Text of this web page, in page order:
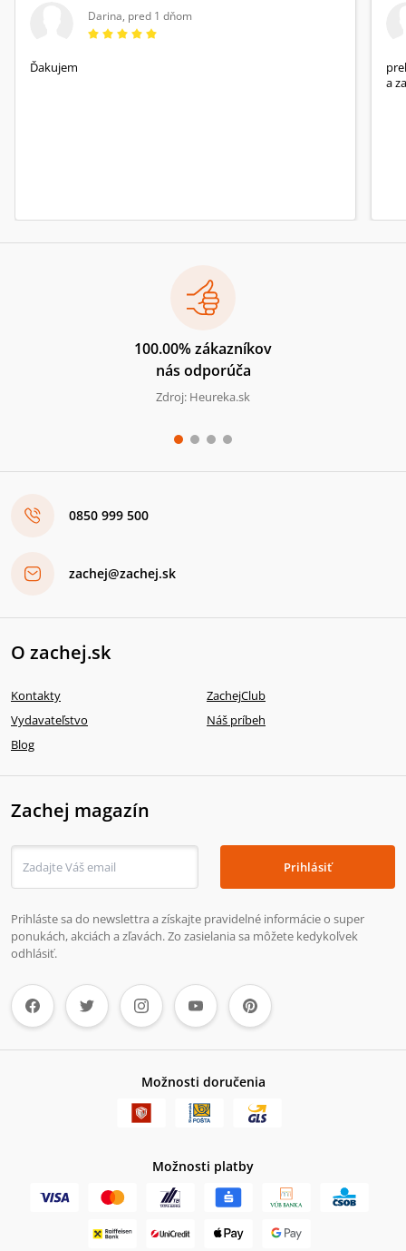
Darina, pred 1 dňom
Ďakujem
a
100.00% zákazníkov
nás odporúča
Zdroj: Heureka.sk
0850 999 500
zachej@zachej.sk
O zachej.sk
Kontakty
ZachejClub
Vydavateľstvo
Náš príbeh
Blog
Zachej magazín
Prihlásiť
Prihláste sa do newslettra a získajte pravidelné informácie o super
ponukách, akciách a zľavách. Zo zasielania sa môžete kedykoľvek
odhlásiť.
Možnosti doručenia
Možnosti platby